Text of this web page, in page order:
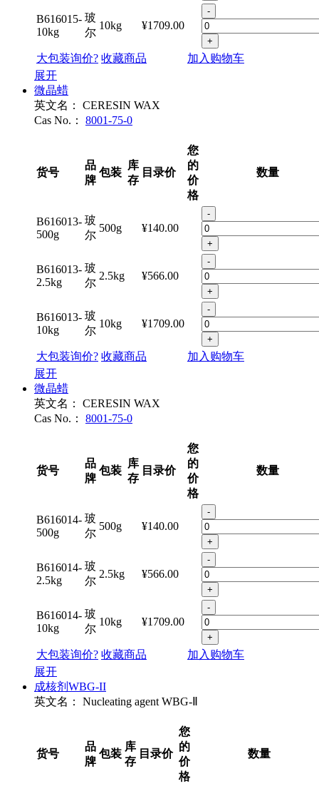
B616015-
10kg
玻
尔
10kg ¥1709.00
-
+
大包装询价? 收藏商品
加入购物车
展开
微晶蜡
英文名：
CERESIN WAX
Cas No.：
8001-75-0
货号
品
牌
包装
库
存
目录价
您
的
价
格
数量
B616013-
500g
玻
尔
500g ¥140.00
-
+
B616013-
2.5kg
玻
尔
2.5kg ¥566.00
-
+
B616013-
10kg
玻
尔
10kg ¥1709.00
-
+
大包装询价? 收藏商品
加入购物车
展开
微晶蜡
英文名：
CERESIN WAX
Cas No.：
8001-75-0
货号
品
牌
包装
库
存
目录价
您
的
价
格
数量
B616014-
500g
玻
尔
500g ¥140.00
-
+
B616014-
2.5kg
玻
尔
2.5kg ¥566.00
-
+
B616014-
10kg
玻
尔
10kg ¥1709.00
-
+
大包装询价? 收藏商品
加入购物车
展开
成核剂WBG-II
英文名：
Nucleating agent WBG-Ⅱ
货号
品
牌
包装
库
存
目录价
您
的
价
格
数量